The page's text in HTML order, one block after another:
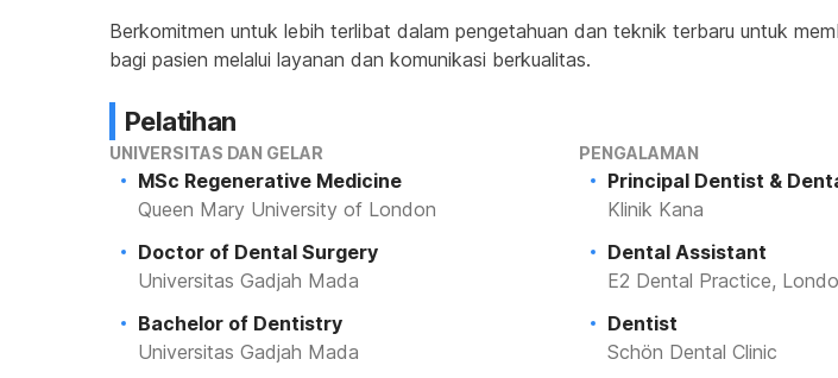
Berkomitmen untuk lebih terlibat dalam pengetahuan dan teknik terbaru untuk
bagi pasien melalui layanan dan komunikasi berkualitas.
Pelatihan
UNIVERSITAS DAN GELAR
MSc Regenerative Medicine
Queen Mary University of London
Doctor of Dental Surgery
Universitas Gadjah Mada
Bachelor of Dentistry
Universitas Gadjah Mada
PENGALAMAN
Principal Dentist &
Klinik Kana
Dental Assistant
E2 Dental Practice,
Dentist
Schön Dental Clinic